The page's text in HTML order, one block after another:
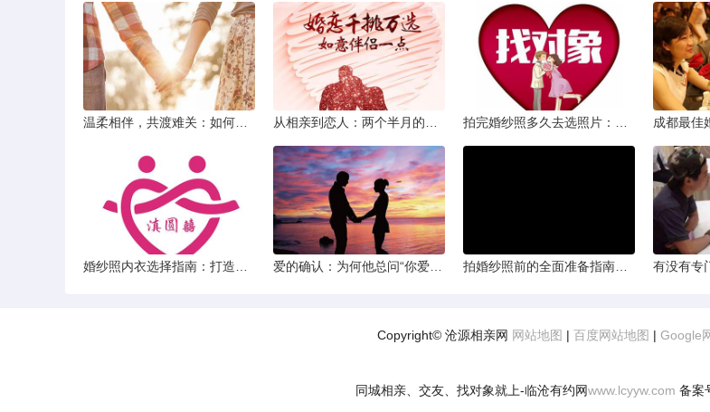
Copyright© 沧源相亲网 网站地图 | 百度网站地图 | Google
同城相亲、交友、找对象就上-临沧有约网www.lcyyw.com 备案